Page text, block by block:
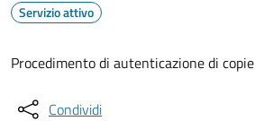
Servizio attivo
Procedimento di autenticazione di copie
Condividi